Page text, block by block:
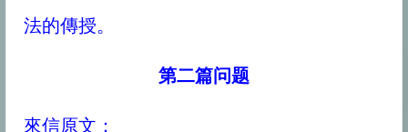
法的傳授。
第二篇问题
來信原文：